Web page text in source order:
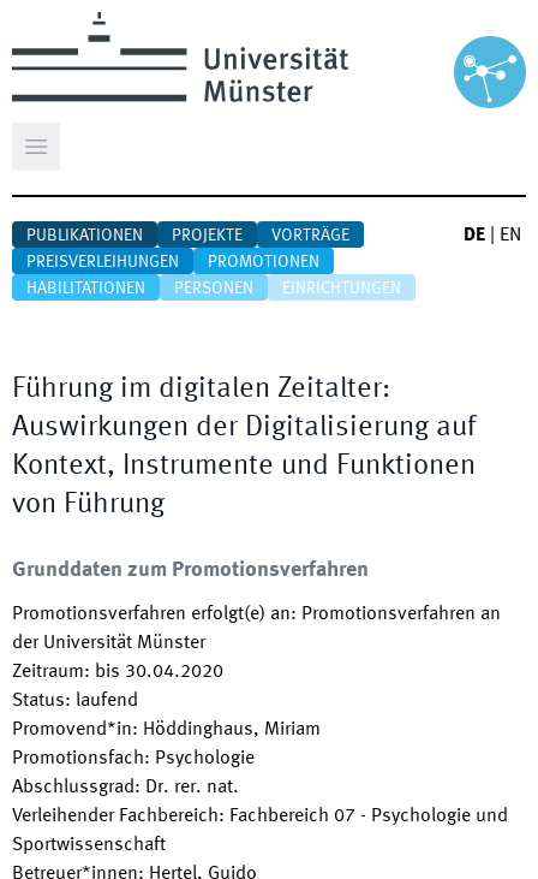
Hauptmenü öffnen
PUBLIKATIONEN PROJEKTE
VORTRÄGE
PREISVERLEIHUNGEN
PROMOTIONEN
HABILITATIONEN
PERSONEN EINRICHTUNGEN
DE EN
Führung im digitalen Zeitalter:
Auswirkungen der Digitalisierung auf
Kontext, Instrumente und Funktionen
von Führung
Grunddaten zum Promotionsverfahren
Promotionsverfahren erfolgt(e) an: Promotionsverfahren an
der Universität Münster
Zeitraum: bis 30.04.2020
Status: laufend
Promovend*in: Höddinghaus, Miriam
Promotionsfach: Psychologie
Abschlussgrad: Dr. rer. nat.
Verleihender Fachbereich: Fachbereich 07 - Psychologie und
Sportwissenschaft
Betreuer*innen: Hertel, Guido